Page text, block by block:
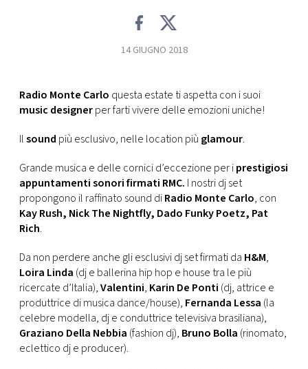
CONSIGLIA
14 GIUGNO 2018
Radio Monte Carlo questa estate ti aspetta con i suoi
music designerper farti vivere delle emozioni uniche!
Ilsound più esclusivo, nelle location più glamour.
Grande musica e delle cornici d’eccezione per iprestigiosi
appuntamenti sonori firmati RMC. I nostri dj set
propongono il raffinato sound diRadio Monte Carlo, con
Kay Rush, Nick The Nightfly, Dado Funky Poetz, Pat
Rich.
Da non perdere anche gli esclusivi dj set firmati da H&M,
Loira Linda (dj e ballerina hip hop e house tra le più
ricercate d’Italia),Valentini, Karin De Ponti (dj, attrice e
produttrice di musica dance/house), Fernanda Lessa (la
celebre modella, dj e conduttrice televisiva brasiliana),
Graziano Della Nebbia (fashion dj), Bruno Bolla (rinomato,
eclettico dj e producer).